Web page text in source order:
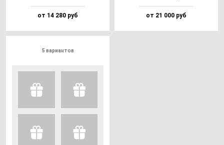
от 14 280 руб от 21 000 руб
5 вариантов